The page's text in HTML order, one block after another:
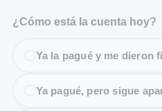
¿Cómo está la cuenta hoy?
Ya la pagué y me dieron
Ya pagué, pero sigue